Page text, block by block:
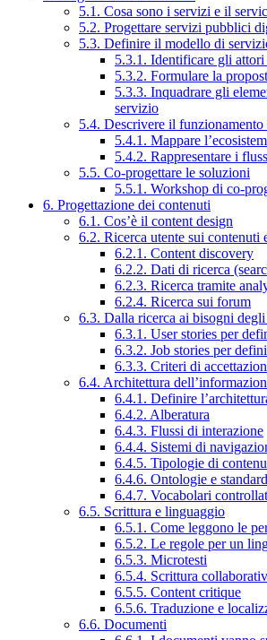
5.1. Cosa sono i servizi e il
5.2. Progettare servizi pubblici
5.3. Definire il modello di
5.3.1. Identificare gli
5.3.2. Formulare la
5.3.3. Inquadrare gli
servizio
5.4. Descrivere il
5.4.1. Mappare
5.4.2. Rappresentare i
5.5. Co-progettare le soluzioni
5.5.1. Workshop di co-
6. Progettazione dei contenuti
6.1. Cos’è il content design
6.2. Ricerca utente sui contenuti
6.2.1. Content discovery
6.2.2. Dati di ricerca
6.2.3. Ricerca tramite
6.2.4. Ricerca sui forum
6.3. Dalla ricerca ai bisogni
6.3.1. User stories per
6.3.2. Job stories per
6.3.3. Criteri di
6.4. Architettura
6.4.1. Definire
6.4.2. Alberatura
6.4.3. Flussi di interazione
6.4.4. Sistemi di
6.4.5. Tipologie di
6.4.6. Ontologie e standard
6.4.7. Vocabolari
6.5. Scrittura e linguaggio
6.5.1. Come leggono le
6.5.2. Le regole per un
6.5.3. Microtesti
6.5.4. Scrittura
6.5.5. Content critique
6.5.6. Traduzione e
6.6. Documenti